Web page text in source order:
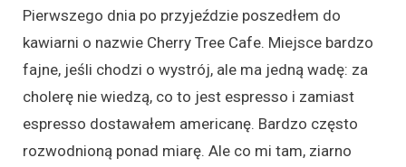
Pierwszego dnia po przyjeździe poszedłem do
kawiarni o nazwie Cherry Tree Cafe. Miejsce bardzo
fajne, jeśli chodzi o wystrój, ale ma jedną wadę: za
cholerę nie wiedzą, co to jest espresso i zamiast
espresso dostawałem americanę. Bardzo często
rozwodnioną ponad miarę. Ale co mi tam, ziarno